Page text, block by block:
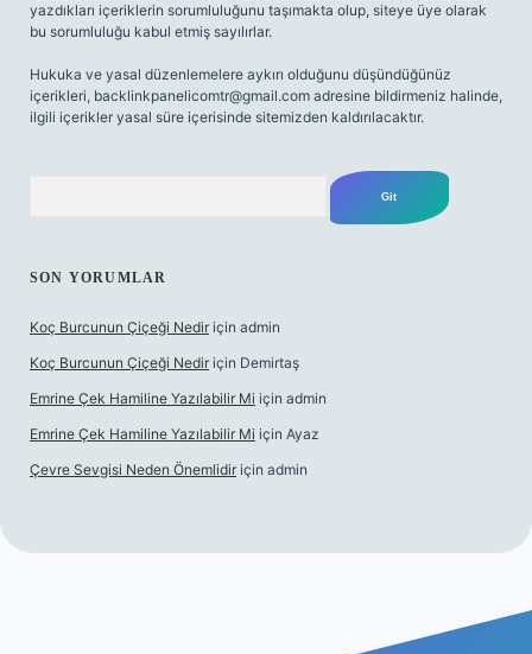
yazdıkları içeriklerin sorumluluğunu taşımakta olup, siteye üye olarak
bu sorumluluğu kabul etmiş sayılırlar.
Hukuka ve yasal düzenlemelere aykırı olduğunu düşündüğünüz
içerikleri, backlinkpanelicomtr@gmail.com adresine bildirmeniz halinde,
ilgili içerikler yasal süre içerisinde sitemizden kaldırılacaktır.
SON YORUMLAR
Koç Burcunun Çiçeği Nedir için admin
Koç Burcunun Çiçeği Nedir için Demirtaş
Emrine Çek Hamiline Yazılabilir Mi için admin
Emrine Çek Hamiline Yazılabilir Mi için Ayaz
Çevre Sevgisi Neden Önemlidir için admin